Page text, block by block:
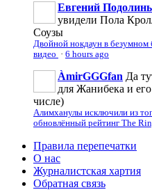
Евгений
увидели Пола
Соузы
Двойной нокдаун в
видео · 6 hours ago
ÀmirGGGfan Да
для Жанибека и
числе)
Алимханулы исключили из
обновлённый рейтинг The
Правила перепечатки
О нас
Журналистская хартия
Обратная связь